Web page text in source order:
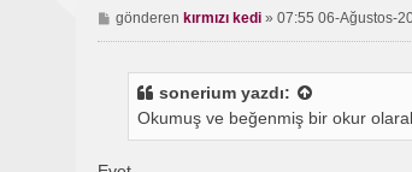
M
e
gönderenkırmızı kedi »07:55 06-Ağustos-
soneriumyazdı:
Okumuş ve beğenmiş bir okur